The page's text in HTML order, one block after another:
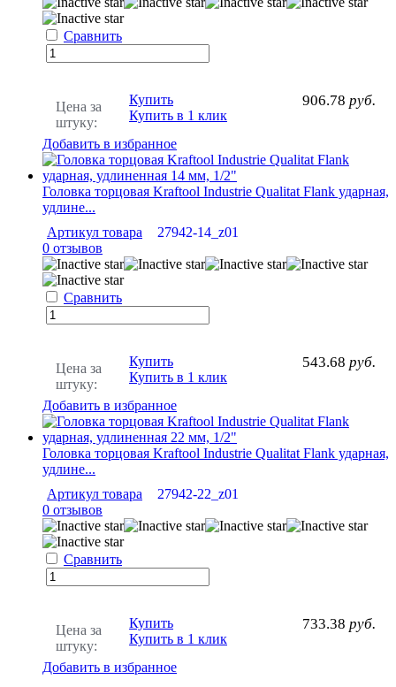
Сравнить
Цена за
штуку:
906.78 руб.
Купить
Купить в 1 клик
Добавить в избранное
Головка торцовая Kraftool Industrie Qualitat Flank ударная,
удлине...
Артикул товара
27942-14_z01
0 отзывов
Сравнить
Цена за
штуку:
543.68 руб.
Купить
Купить в 1 клик
Добавить в избранное
Головка торцовая Kraftool Industrie Qualitat Flank ударная,
удлине...
Артикул товара
27942-22_z01
0 отзывов
Сравнить
Цена за
штуку:
733.38 руб.
Купить
Купить в 1 клик
Добавить в избранное